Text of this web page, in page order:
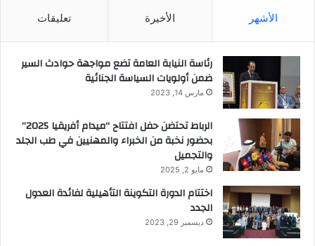
الأشهر الأخيرة تعليقات
رئاسة النيابة العامة تضع مواجهة حوادث السير
ضمن أولويات السياسة الجنائية
مارس 14, 2023
الرباط تحتضن حفل افتتاح “ميدام أفريقيا 2025”
بحضور نخبة من الخبراء والمهنيين في طب الجلد
والتجميل
مايو 2, 2025
اختتام الدورة التكوينة التأهيلية لفائدة العدول
الجدد
ديسمبر 29, 2023